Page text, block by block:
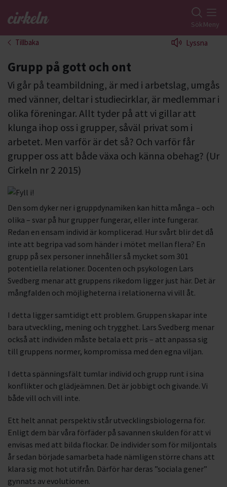
Gå till studiefrämjandets startsida SökMeny
Tillbaka Lyssna
Grupp på gott och ont
Vi går på teambildning, är med i arbetslag, umgås
med vänner, deltar i studiecirklar, är medlemmar i
olika föreningar. Allt tyder på att vi gillar att
klunga ihop oss i grupper, såväl privat som i
arbetet. Men varför är det så? Och varför får
grupper oss att både växa och känna obehag? (Ur
Cirkeln nr 2 2015)
Den som dyker ner i gruppdynamiken kan hitta många – och
olika – svar på hur grupper fungerar, eller inte fungerar.
Redan en ensam individ är komplicerad. Hur svårt blir det då
inte att begripa vad som händer i mötet mellan flera? En
grupp på sex personer innehåller så mycket som 301
potentiella relationer. Docenten och psykologen Lars
Svedberg menar att gruppens rikedom ligger just här. Det är
mångfalden och möjligheterna i relationerna vi vill åt.
I detta ligger samtidigt ett problem. Gruppen skapar inte
bara utveckling, mening och trygghet. Lars Svedberg menar
också att individen måste betala ett pris – att anpassa sig
till gruppens normer, kompromissa med den egna viljan.
I detta spänningsfält tumlar individ och grupp runt i sina
konflikter och glädjeämnen. Det är jobbigt och givande. Vi
både vill och vill inte.
Ett helt annat perspektiv står utvecklingsbiologerna för.
Enligt dem bär våra förfäder på savannen skulden för att vi
envisas med att bilda flockar. De individer som för miljontals
år sedan började samarbeta hade nämligen större chans att
klara sig mot hot utifrån. Därför har deras ”sociala gener”
gynnats av evolutionen.